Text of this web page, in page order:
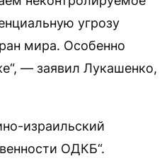
угрозу
мира. Особенно
— заявил Лукашенко,
израильский
ОДКБ“.